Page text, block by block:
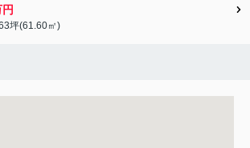
坪(61.60㎡)